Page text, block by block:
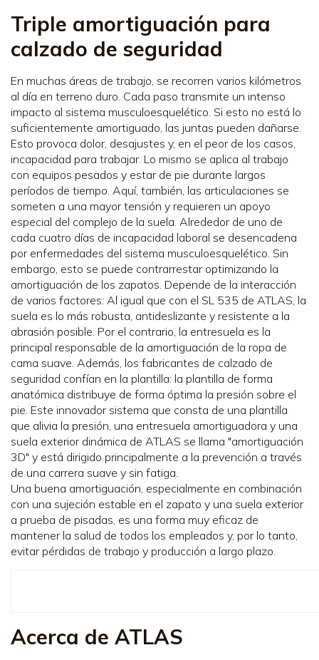
Triple amortiguación para
calzado de seguridad
En muchas áreas de trabajo, se recorren varios kilómetros
al día en terreno duro. Cada paso transmite un intenso
impacto al sistema musculoesquelético. Si esto no está lo
suficientemente amortiguado, las juntas pueden dañarse.
Esto provoca dolor, desajustes y, en el peor de los casos,
incapacidad para trabajar. Lo mismo se aplica al trabajo
con equipos pesados y estar de pie durante largos
períodos de tiempo. Aquí, también, las articulaciones se
someten a una mayor tensión y requieren un apoyo
especial del complejo de la suela. Alrededor de uno de
cada cuatro días de incapacidad laboral se desencadena
por enfermedades del sistema musculoesquelético. Sin
embargo, esto se puede contrarrestar optimizando la
amortiguación de los zapatos. Depende de la interacción
de varios factores: Al igual que con el SL 535 de ATLAS, la
suela es lo más robusta, antideslizante y resistente a la
abrasión posible. Por el contrario, la entresuela es la
principal responsable de la amortiguación de la ropa de
cama suave. Además, los fabricantes de calzado de
seguridad confían en la plantilla: la plantilla de forma
anatómica distribuye de forma óptima la presión sobre el
pie. Este innovador sistema que consta de una plantilla
que alivia la presión, una entresuela amortiguadora y una
suela exterior dinámica de ATLAS se llama "amortiguación
3D" y está dirigido principalmente a la prevención a través
de una carrera suave y sin fatiga.
Una buena amortiguación, especialmente en combinación
con una sujeción estable en el zapato y una suela exterior
a prueba de pisadas, es una forma muy eficaz de
mantener la salud de todos los empleados y, por lo tanto,
evitar pérdidas de trabajo y producción a largo plazo.
Acerca de ATLAS